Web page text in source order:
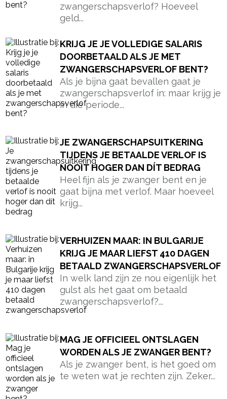
zwangerschapsverlof? Hoeveel
geld...
KRIJG JE JE VOLLEDIGE SALARIS
DOORBETAALD ALS JE MET
ZWANGERSCHAPSVERLOF BENT?
Als je bijna gaat bevallen gaat je
zwangerschapsverlof in: maar krijg je
in die periode...
JE ZWANGERSCHAPSUITKERING
TIJDENS JE BETAALDE VERLOF IS
NOOIT HOGER DAN DÍT BEDRAG
Heel fijn als je zwanger bent en je
gaat bijna met verlof. Maar hoeveel
krijg...
VERHUIZEN MAAR: IN BULGARIJE
KRIJG JE MAAR LIEFST 410 DAGEN
BETAALD ZWANGERSCHAPSVERLOF
In welk land zijn ze nou eigenlijk het
gulst als het gaat om betaald
zwangerschapsverlof?...
MAG JE OFFICIEEL ONTSLAGEN
WORDEN ALS JE ZWANGER BENT?
Als je zwanger bent, is het goed om
te weten wat je rechten zijn. Zeker...